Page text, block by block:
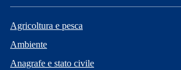
Agricoltura e pesca
Ambiente
Anagrafe e stato civile